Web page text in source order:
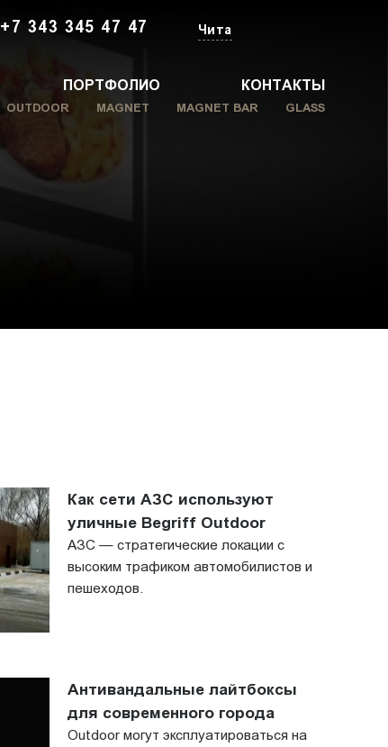
+7 343 345 47 47 Чита
ПОРТФОЛИО КОНТАКТЫ
OUTDOOR MAGNET MAGNET BAR GLASS
Как сети АЗС используют
уличные Begriff Outdoor
АЗС — стратегические локации с
высоким трафиком автомобилистов и
пешеходов.
Антивандальные лайтбоксы
для современного города
Outdoor могут эксплуатироваться на